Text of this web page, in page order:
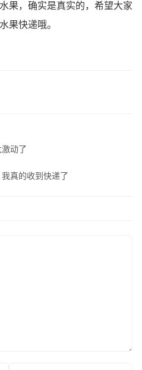
果，确实是真实的，希望大家
果快递哦。
动了
真的收到快递了